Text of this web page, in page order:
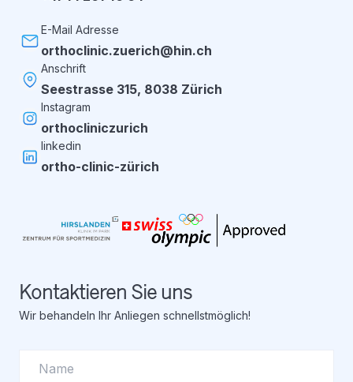
E-Mail Adresse
orthoclinic.zuerich@hin.ch
Anschrift
Seestrasse 315, 8038 Zürich
Instagram
orthocliniczurich
linkedin
ortho-clinic-zürich
Kontaktieren Sie uns
Wir behandeln Ihr Anliegen schnellstmöglich!